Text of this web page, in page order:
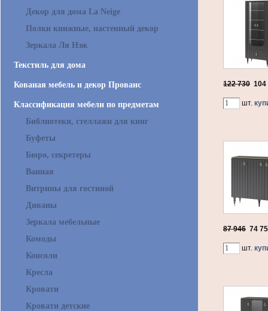
Декор для дома La Neige
Полки книжные, настенный декор
Зеркала Ля Нэж
Текстиль для дома
Кованая мебель и декор Прованс
Классификация мебели по предметам
Библиотеки, стеллажи для книг
Буфеты
Бюро, секретеры
Ванная
Витрины для гостиной
Диваны
Зеркала мебельные
Комоды
Консоли
Кресла
Кровати
Кровати детские
122 730 104
шт.
87 946 74
шт.